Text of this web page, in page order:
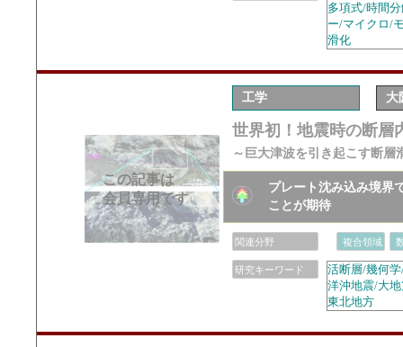
多項式/時間
ー/マイクロ/
滑化
この記事は
会員専用です
工学 大
世界初！地震時の断層
～巨大津波を引き起こす断
プレート沈み込み境界
ことが期待
関連分野 複合領域
研究キーワード
活断層/幾何
洋沖地震/大
東北地方